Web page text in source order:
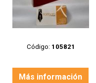
Código: 105821
Más información